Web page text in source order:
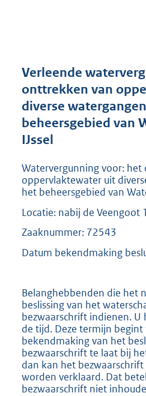
Verleende
onttrekken van
diverse
beheersgebied van
IJssel
Watervergunning voor:
oppervlaktewater uit
het beheersgebied van
Locatie: nabij de Veengoot
Zaaknummer: 72543
Datum bekendmaking
Belanghebbenden die het
beslissing van het
bezwaarschrift indienen. U
de tijd. Deze termijn
bekendmaking van het
bezwaarschrift te laat bij
dan kan het
worden verklaard. Dat
bezwaarschrift niet